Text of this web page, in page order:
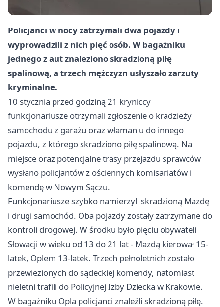
Policjanci w nocy zatrzymali dwa pojazdy i
wyprowadzili z nich pięć osób. W bagażniku
jednego z aut znaleziono skradzioną piłę
spalinową, a trzech mężczyzn usłyszało zarzuty
kryminalne.
10 stycznia przed godziną 21 kryniccy
funkcjonariusze otrzymali zgłoszenie o kradzieży
samochodu z garażu oraz włamaniu do innego
pojazdu, z którego skradziono piłę spalinową. Na
miejsce oraz potencjalne trasy przejazdu sprawców
wysłano policjantów z ościennych komisariatów i
komendę w Nowym Sączu.
Funkcjonariusze szybko namierzyli skradzioną Mazdę
i drugi samochód. Oba pojazdy zostały zatrzymane do
kontroli drogowej. W środku było pięciu obywateli
Słowacji w wieku od 13 do 21 lat - Mazdą kierował 15-
latek, Oplem 13-latek. Trzech pełnoletnich zostało
przewiezionych do sądeckiej komendy, natomiast
nieletni trafili do Policyjnej Izby Dziecka w Krakowie.
W bagażniku Opla policjanci znaleźli skradzioną piłę.